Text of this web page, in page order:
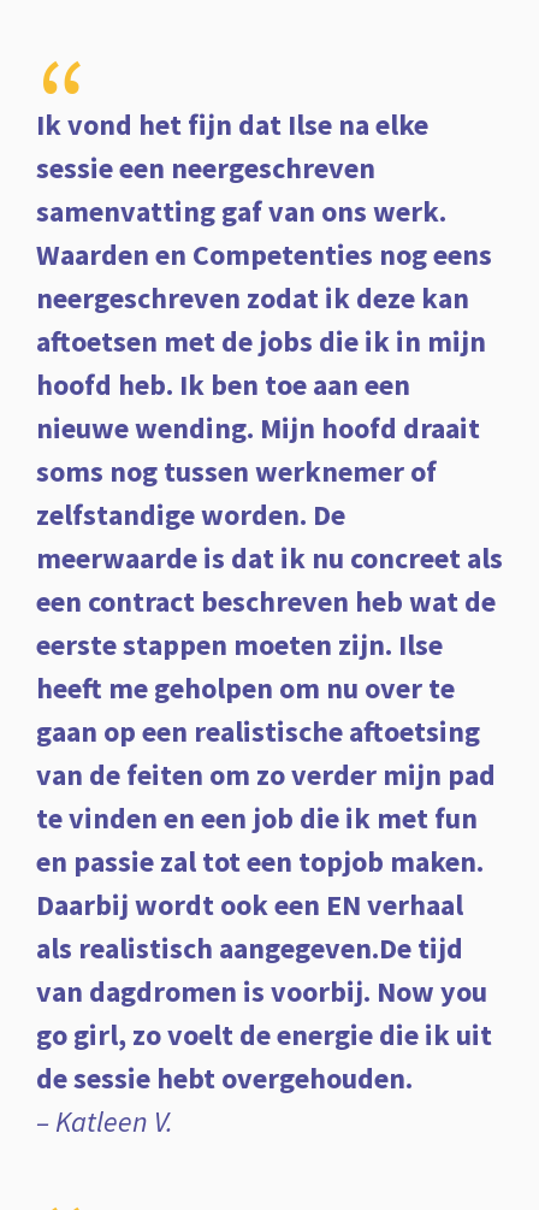
“
Ik vond het fijn dat Ilse na elke
sessie een neergeschreven
samenvatting gaf van ons werk.
Waarden en Competenties nog eens
neergeschreven zodat ik deze kan
aftoetsen met de jobs die ik in mijn
hoofd heb. Ik ben toe aan een
nieuwe wending. Mijn hoofd draait
soms nog tussen werknemer of
zelfstandige worden. De
meerwaarde is dat ik nu concreet als
een contract beschreven heb wat de
eerste stappen moeten zijn. Ilse
heeft me geholpen om nu over te
gaan op een realistische aftoetsing
van de feiten om zo verder mijn pad
te vinden en een job die ik met fun
en passie zal tot een topjob maken.
Daarbij wordt ook een EN verhaal
als realistisch aangegeven.De tijd
van dagdromen is voorbij. Now you
go girl, zo voelt de energie die ik uit
de sessie hebt overgehouden.
– Katleen V.